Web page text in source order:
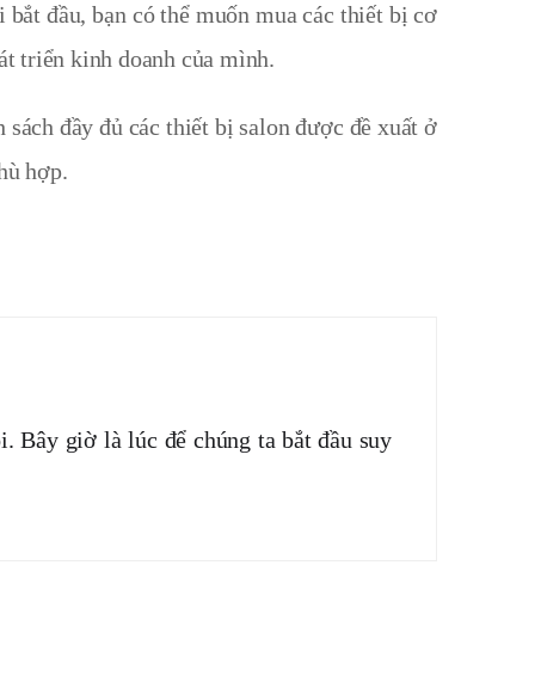
bắt đầu, bạn có thể muốn mua các thiết bị cơ
triển kinh doanh của mình.
đầy đủ các thiết bị salon được đề xuất ở
hợp.
Bây giờ là lúc để chúng ta bắt đầu suy